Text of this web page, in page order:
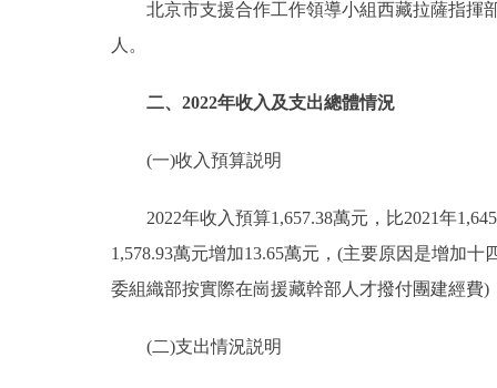
北京市支援合作工作領導小組西藏拉薩指揮部
人。
二、2022年收入及支出總體情況
(一)收入預算説明
2022年收入預算1,657.38萬元，比2021年
1,578.93萬元增加13.65萬元，(主要原因是增加
委組織部按實際在崗援藏幹部人才撥付團建經費
(二)支出情況説明